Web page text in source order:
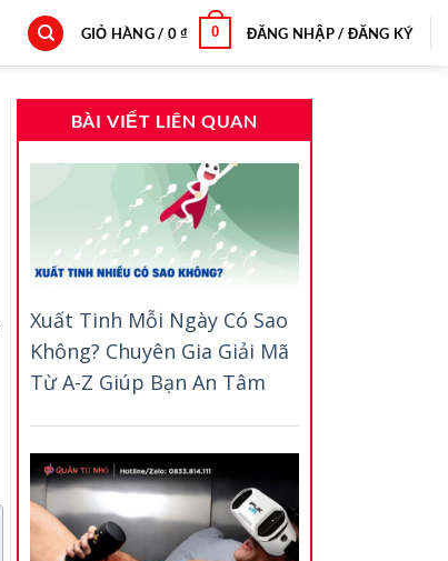
GIỎ HÀNG / 0₫ 0 ĐĂNG NHẬP / ĐĂNG KÝ
BÀI VIẾT LIÊN QUAN
Xuất Tinh Mỗi Ngày Có Sao
Không? Chuyên Gia Giải Mã
Từ A-Z Giúp Bạn An Tâm